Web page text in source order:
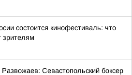
состоится кинофестиваль: что
зрителям
Севастопольский боксер